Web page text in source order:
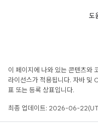
도
이 페이지에 나와 있는 콘텐츠와
라이선스가 적용됩니다. 자바
표 또는 등록 상표입니다.
최종 업데이트: 2026-06-